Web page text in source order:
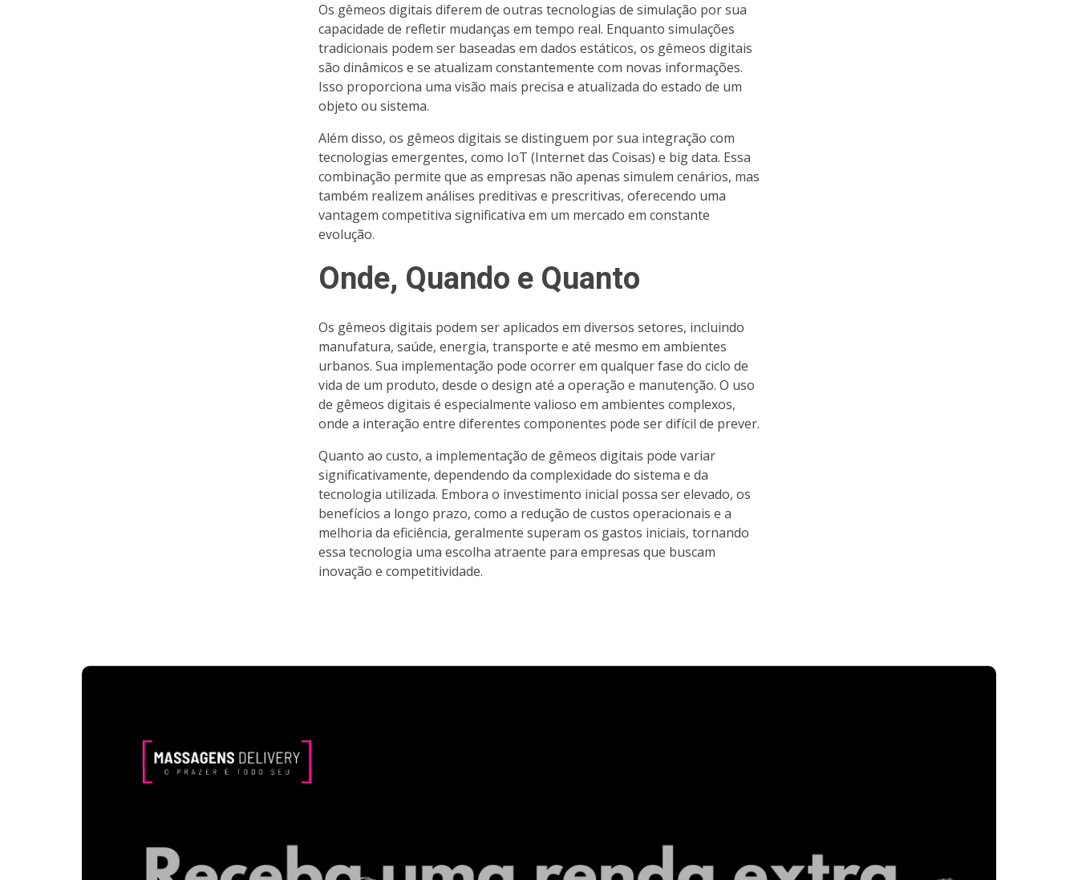
Os gêmeos digitais diferem de outras tecnologias de simulação por sua
capacidade de refletir mudanças em tempo real. Enquanto simulações
tradicionais podem ser baseadas em dados estáticos, os gêmeos digitais
são dinâmicos e se atualizam constantemente com novas informações.
Isso proporciona uma visão mais precisa e atualizada do estado de um
objeto ou sistema.
Além disso, os gêmeos digitais se distinguem por sua integração com
tecnologias emergentes, como IoT (Internet das Coisas) e big data. Essa
combinação permite que as empresas não apenas simulem cenários, mas
também realizem análises preditivas e prescritivas, oferecendo uma
vantagem competitiva significativa em um mercado em constante
evolução.
Onde, Quando e Quanto
Os gêmeos digitais podem ser aplicados em diversos setores, incluindo
manufatura, saúde, energia, transporte e até mesmo em ambientes
urbanos. Sua implementação pode ocorrer em qualquer fase do ciclo de
vida de um produto, desde o design até a operação e manutenção. O uso
de gêmeos digitais é especialmente valioso em ambientes complexos,
onde a interação entre diferentes componentes pode ser difícil de prever.
Quanto ao custo, a implementação de gêmeos digitais pode variar
significativamente, dependendo da complexidade do sistema e da
tecnologia utilizada. Embora o investimento inicial possa ser elevado, os
benefícios a longo prazo, como a redução de custos operacionais e a
melhoria da eficiência, geralmente superam os gastos iniciais, tornando
essa tecnologia uma escolha atraente para empresas que buscam
inovação e competitividade.